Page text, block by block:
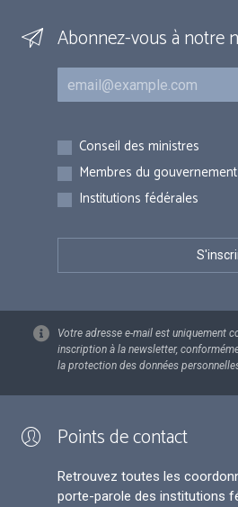
Abonnez-vous à notre
Courriel
Inscriptions
Conseil des ministres
Membres du gouvernement
Institutions fédérales
Votre adresse e-mail est uniquement
inscription à la newsletter,
la protection des données
Points de contact
Retrouvez toutes les
porte-parole des institutions